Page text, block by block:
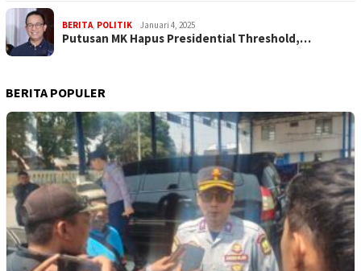
BERITA, POLITIK Januari 4, 2025
Putusan MK Hapus Presidential Threshold,…
BERITA POPULER